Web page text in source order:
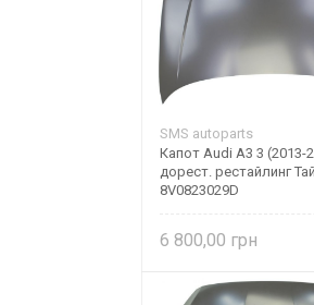
SMS autoparts
Капот Audi A3 3 (2013-
дорест. рестайлинг
8V0823029D
6 800,00